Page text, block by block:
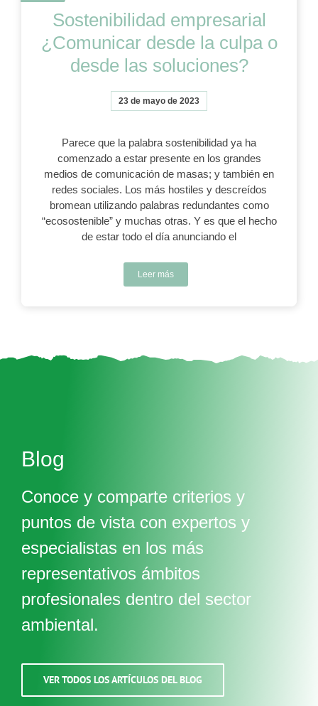
Sostenibilidad empresarial
¿Comunicar desde la culpa o
desde las soluciones?
23 de mayo de 2023
Parece que la palabra sostenibilidad ya ha
comenzado a estar presente en los grandes
medios de comunicación de masas; y también en
redes sociales. Los más hostiles y descreídos
bromean utilizando palabras redundantes como
“ecosostenible” y muchas otras. Y es que el hecho
de estar todo el día anunciando el
Leer más
Blog
Conoce y comparte criterios y
puntos de vista con expertos y
especialistas en los más
representativos ámbitos
profesionales dentro del sector
ambiental.
VER TODOS LOS ARTÍCULOS DEL BLOG